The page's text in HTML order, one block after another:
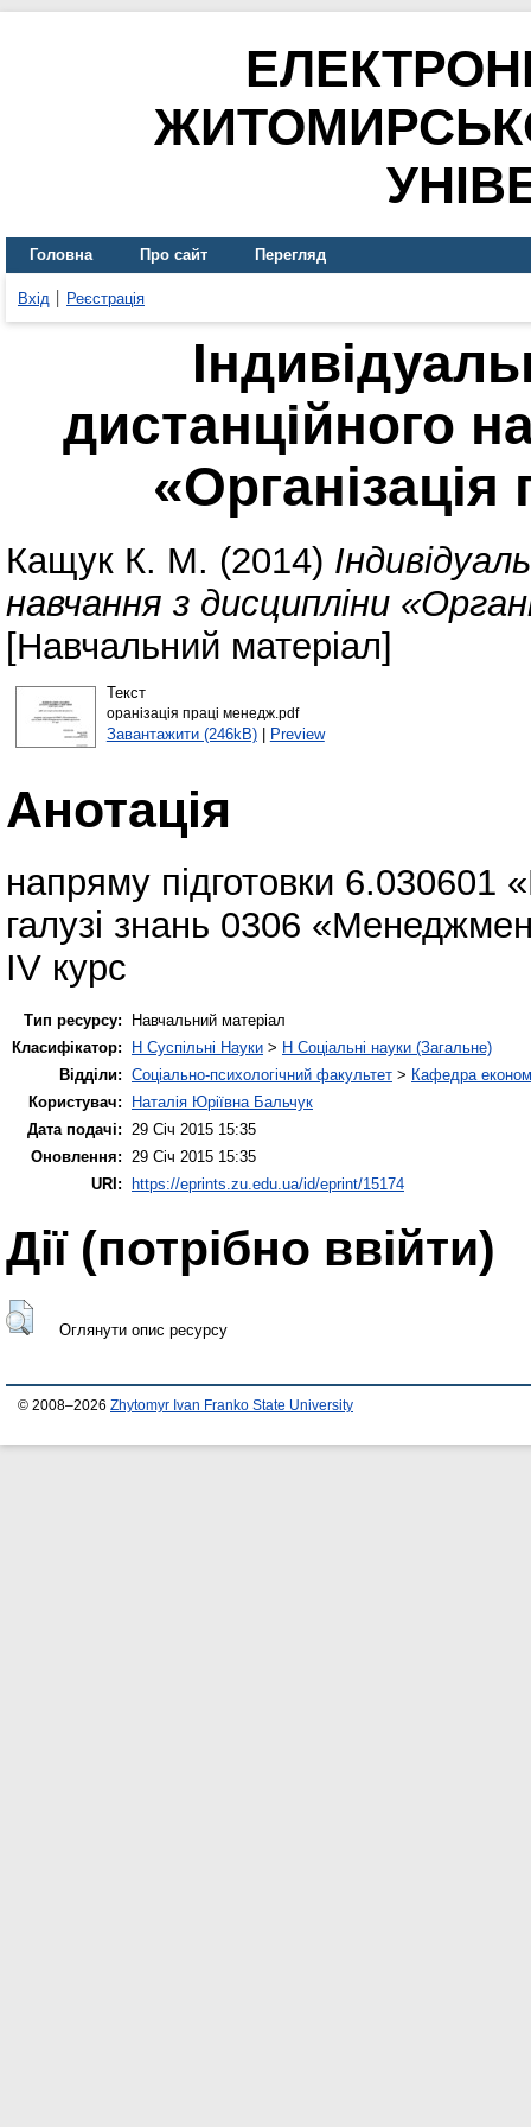
Головна Про сайт Перегляд
Вхід Реєстрація
дистанційного
Кащук К. М. (2014)
навчання з дисципліни
[Навчальний матеріал]
Текст
оранізація праці менедж.pdf
Завантажити (246kB)| Preview
Анотація
напряму підготовки 6.030601
галузі знань 0306
ІV курс
Тип ресурсу:
Навчальний матеріал
Класифікатор:
H Суспільні Науки > H Соціальні науки (Загальне)
Відділи: Соціально-психологічний факультет > Кафедра
Користувач:
Наталія Юріївна Бальчук
Дата подачі:
29 Січ 2015 15:35
Оновлення:
29 Січ 2015 15:35
URI: https://eprints.zu.edu.ua/id/eprint/15174
Дії ​​(потрібно ввійти)
Оглянути опис ресурсу
© 2008–2026 Zhytomyr Ivan Franko State University